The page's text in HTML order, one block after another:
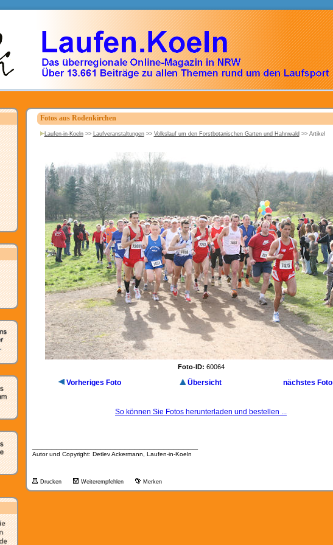
Fotos aus Rodenkirchen
Laufen-in-Koeln>> Laufveranstaltungen>> Volkslauf um den Forstbotanischen Garten und Hahnwald >> Artikel
Foto-ID: 60064
Vorheriges Foto Übersicht nächstes Foto
So können Sie Fotos herunterladen und bestellen ...
Autor und Copyright: Detlev Ackermann, Laufen-in-Koeln
Drucken Weiterempfehlen Merken